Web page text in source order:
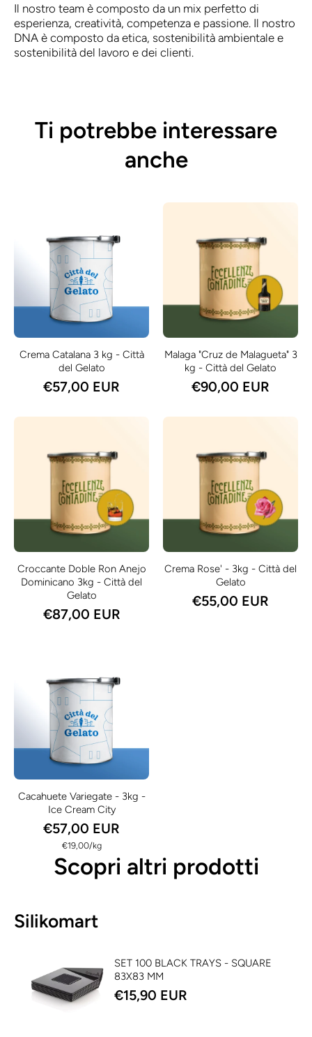
Il nostro team è composto da un mix perfetto di
esperienza, creatività, competenza e passione. Il nostro
DNA è composto da etica, sostenibilità ambientale e
sostenibilità del lavoro e dei clienti.
Ti potrebbe interessare
anche
Crema Catalana 3 kg - Città
del Gelato
€57,00 EUR
Malaga "Cruz de Malagueta" 3
kg - Città del Gelato
€90,00 EUR
Croccante Doble Ron Anejo
Dominicano 3kg - Città del
Gelato
€87,00 EUR
Crema Rose' - 3kg - Città del
Gelato
€55,00 EUR
Cacahuete Variegate - 3kg -
Ice Cream City
€57,00 EUR
€19,00/
per kg
Scopri altri prodotti
Silikomart
SET 100 BLACK TRAYS - SQUARE
83X83 MM
€15,90 EUR